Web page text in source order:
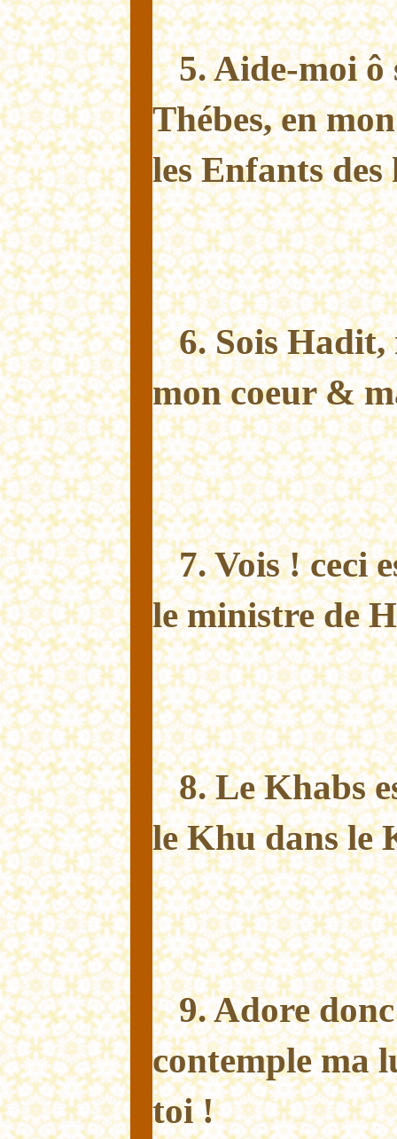
5. Aide-moi ô
Thébes, en
les Enfants des
6. Sois Hadit,
mon coeur &
7. Vois ! ceci
le ministre de
8. Le Khabs
le Khu dans le
9. Adore
contemple ma
toi !